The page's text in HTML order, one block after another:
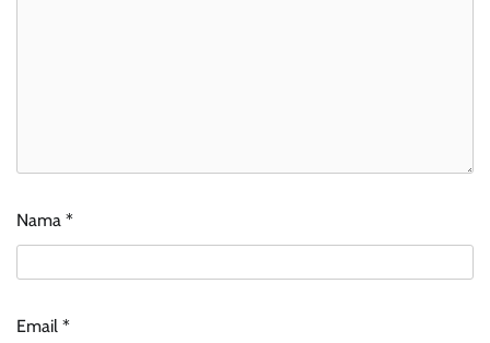
Nama *
Email *